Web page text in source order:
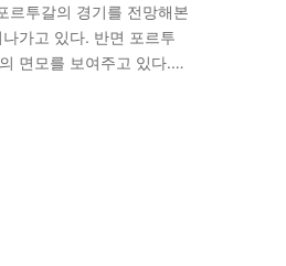
르투갈의 경기를 전망해본
가고 있다. 반면 포르투
면모를 보여주고 있다.